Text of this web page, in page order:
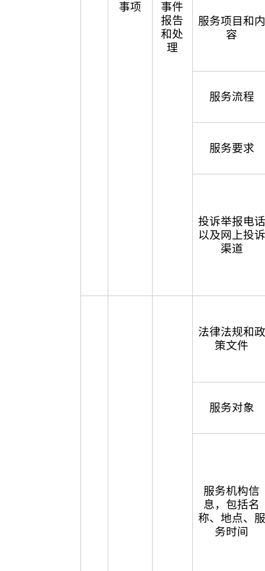
事项
事件
报告
和处
理
服务项目和内
容
服务流程
服务要求
投诉举报电话
以及网上投诉
渠道
法律法规和政
策文件
服务对象
服务机构信
息，包括名
称、地点、服
务时间